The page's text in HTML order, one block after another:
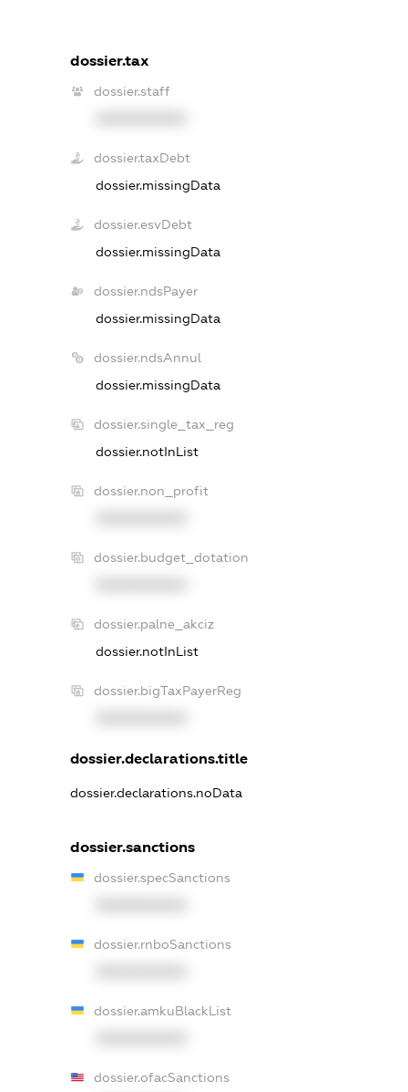
dossier.tax
dossier.staff
dossier.taxDebt
dossier.missingData
dossier.esvDebt
dossier.missingData
dossier.ndsPayer
dossier.missingData
dossier.ndsAnnul
dossier.missingData
dossier.single_tax_reg
dossier.notInList
dossier.non_profit
dossier.budget_dotation
dossier.palne_akciz
dossier.notInList
dossier.bigTaxPayerReg
dossier.declarations.title
dossier.declarations.noData
dossier.sanctions
dossier.specSanctions
dossier.rnboSanctions
dossier.amkuBlackList
dossier.ofacSanctions